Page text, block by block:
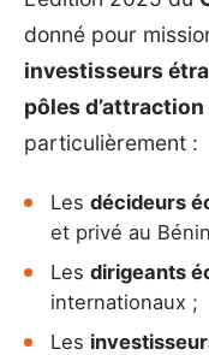
donné pour
investisseurs
pôles
particulièrement :
Les décideurs
et privé au
Les dirigeants
internationaux ;
Les